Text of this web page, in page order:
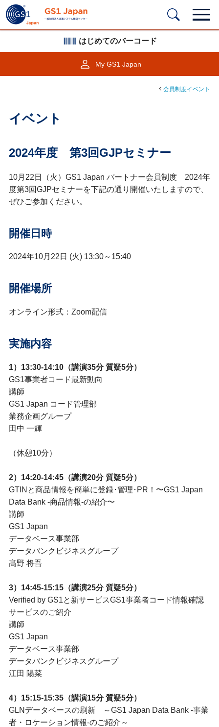
はじめてのバーコード
My GS1 Japan
会員制度イベント
イベント
2024年度 第3回GJPセミナー
10月22日（火）GS1 Japan パートナー会員制度 2024年
度第3回GJPセミナーを下記の通り開催いたしますので、
ぜひご参加ください。
開催日時
2024年10月22日 (火) 13:30～15:40
開催場所
オンライン形式：Zoom配信
実施内容
1）13:30-14:10（講演35分 質疑5分）
GS1事業者コード最新動向
講師
GS1 Japan コード管理部
業務企画グループ
田中 一輝
（休憩10分）
2）14:20-14:45（講演20分 質疑5分）
GTINと商品情報を簡単に登録･管理･PR！〜GS1 Japan
Data Bank -商品情報-の紹介〜
講師
GS1 Japan
データベース事業部
データバンクビジネスグループ
髙野 将吾
3）14:45-15:15（講演25分 質疑5分）
Verified by GS1と新サービスGS1事業者コード情報確認
サービスのご紹介
講師
GS1 Japan
データベース事業部
データバンクビジネスグループ
江田 陽菜
4）15:15-15:35（講演15分 質疑5分）
GLNデータベースの刷新 ～GS1 Japan Data Bank -事業
者・ロケーション情報-のご紹介～